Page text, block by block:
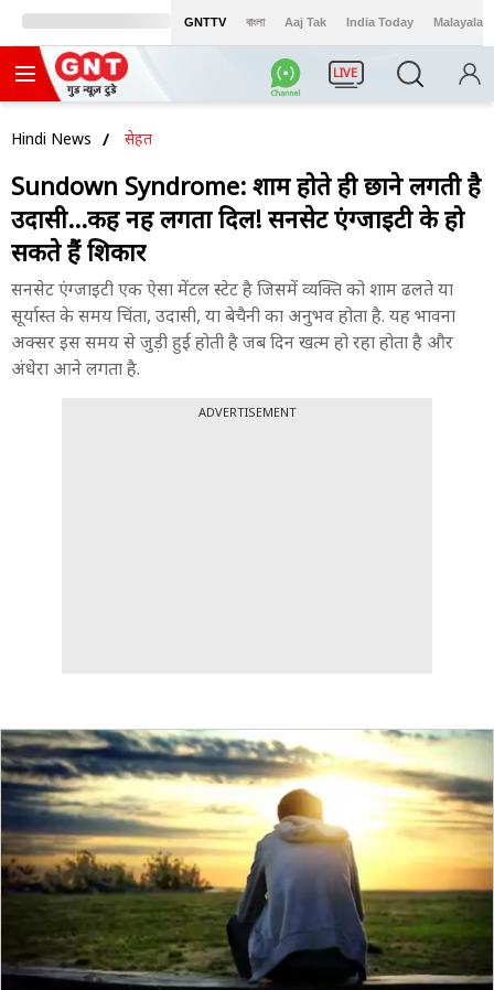
GNTTV বাংলা Aaj Tak India Today Malayalam
LIVE
Hindi News सेहत
Sundown Syndrome: शाम होते ही छाने लगती है
उदासी...कहीं नहीं लगता दिल! सनसेट एंग्जाइटी के हो
सकते हैं शिकार
सनसेट एंग्जाइटी एक ऐसा मेंटल स्टेट है जिसमें व्यक्ति को शाम ढलते या
सूर्यास्त के समय चिंता, उदासी, या बेचैनी का अनुभव होता है. यह भावना
अक्सर इस समय से जुड़ी हुई होती है जब दिन खत्म हो रहा होता है और
अंधेरा आने लगता है.
ADVERTISEMENT